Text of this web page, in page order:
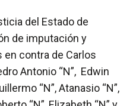
del Estado de
de imputación y
contra de Carlos
Antonio “N”, Edwin
“N”, Atanasio “N”,